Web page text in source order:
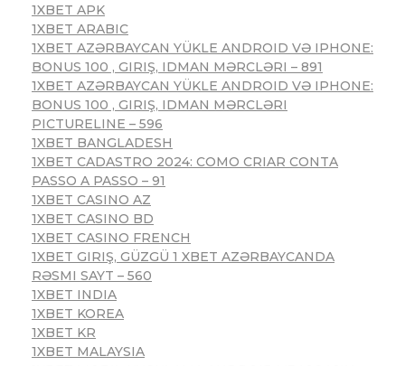
1XBET APK
1XBET ARABIC
1XBET AZƏRBAYCAN YÜKLE ANDROID VƏ IPHONE:
BONUS 100 , GIRIŞ, IDMAN MƏRCLƏRI – 891
1XBET AZƏRBAYCAN YÜKLE ANDROID VƏ IPHONE:
BONUS 100 , GIRIŞ, IDMAN MƏRCLƏRI
PICTURELINE – 596
1XBET BANGLADESH
1XBET CADASTRO 2024: COMO CRIAR CONTA
PASSO A PASSO – 91
1XBET CASINO AZ
1XBET CASINO BD
1XBET CASINO FRENCH
1XBET GIRIŞ, GÜZGÜ 1 XBET AZƏRBAYCANDA
RƏSMI SAYT – 560
1XBET INDIA
1XBET KOREA
1XBET KR
1XBET MALAYSIA